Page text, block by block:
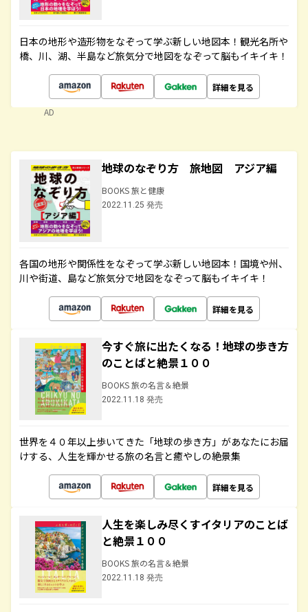
日本の地形や造形物をなぞって学ぶ新しい地図本！観光名所や
橋、川、湖、半島など旅気分で地図をなぞって脳もイキイキ！
詳細を見る
AD
地球のなぞり方 旅地図 アジア編
BOOKS 旅と健康
2022.11.25 発売
各国の地形や関係性をなぞって学ぶ新しい地図本！国境や州、
川や街道、島など旅気分で地図をなぞって脳もイキイキ！
詳細を見る
今すぐ旅に出たくなる！地球の歩き方
のことばと絶景１００
BOOKS 旅の名言＆絶景
2022.11.18 発売
世界を４０年以上歩いてきた「地球の歩き方」があなたにお届
けする、人生を輝かせる旅の名言と癒やしの絶景集
詳細を見る
人生を楽しみ尽くすイタリアのことば
と絶景１００
BOOKS 旅の名言＆絶景
2022.11.18 発売